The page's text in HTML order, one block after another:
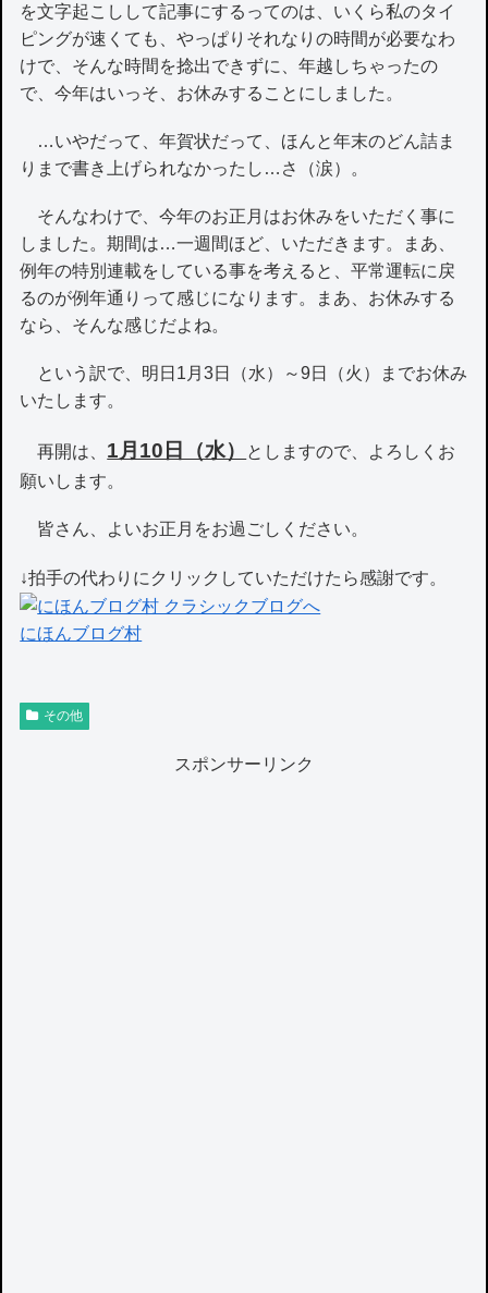
を文字起こしして記事にするってのは、いくら私のタイ
ピングが速くても、やっぱりそれなりの時間が必要なわ
けで、そんな時間を捻出できずに、年越しちゃったの
で、今年はいっそ、お休みすることにしました。
…いやだって、年賀状だって、ほんと年末のどん詰ま
りまで書き上げられなかったし…さ（涙）。
そんなわけで、今年のお正月はお休みをいただく事に
しました。期間は…一週間ほど、いただきます。まあ、
例年の特別連載をしている事を考えると、平常運転に戻
るのが例年通りって感じになります。まあ、お休みする
なら、そんな感じだよね。
という訳で、明日1月3日（水）～9日（火）までお休み
いたします。
再開は、 1月10日（水）
としますので、よろしくお
願いします。
皆さん、よいお正月をお過ごしください。
↓拍手の代わりにクリックしていただけたら感謝です。
にほんブログ村
その他
スポンサーリンク